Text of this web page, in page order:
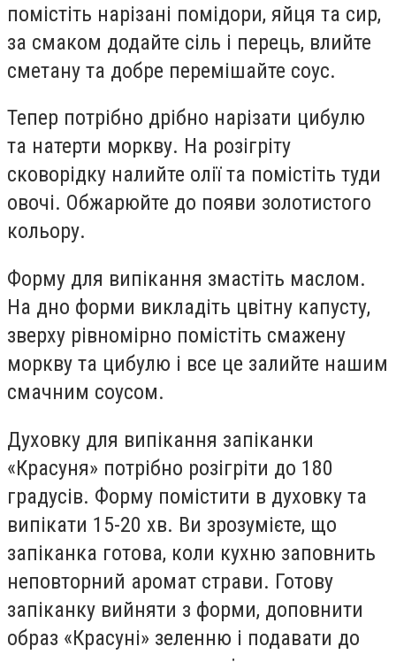
помістіть нарізані помідори, яйця та сир,
за смаком додайте сіль і перець, влийте
сметану та добре перемішайте соус.
Тепер потрібно дрібно нарізати цибулю
та натерти моркву. На розігріту
сковорідку налийте олії та помістіть туди
овочі. Обжарюйте до появи золотистого
кольору.
Форму для випікання змастіть маслом.
На дно форми викладіть цвітну капусту,
зверху рівномірно помістіть смажену
моркву та цибулю і все це залийте нашим
смачним соусом.
Духовку для випікання запіканки
«Красуня» потрібно розігріти до 180
градусів. Форму помістити в духовку та
випікати 15-20 хв. Ви зрозумієте, що
запіканка готова, коли кухню заповнить
неповторний аромат страви. Готову
запіканку вийняти з форми, доповнити
образ «Красуні» зеленню і подавати до